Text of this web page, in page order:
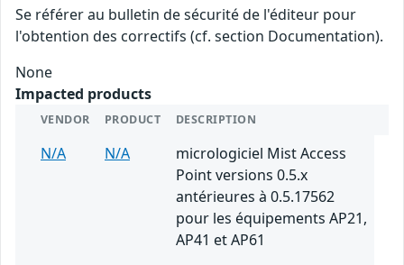
Se référer au bulletin de sécurité de l'éditeur pour
l'obtention des correctifs (cf. section Documentation).
None
Impacted products
VENDOR PRODUCT DESCRIPTION
N/A N/A
micrologiciel Mist Access
Point versions 0.5.x
antérieures à 0.5.17562
pour les équipements AP21,
AP41 et AP61